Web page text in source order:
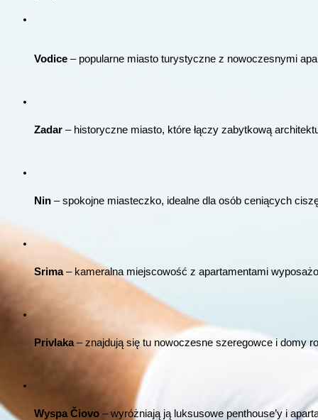
Vodice – popularne miasto turystyczne z nowoczesnymi
Zadar – historyczne miasto, które łączy zabytkową
Nin – spokojne miasteczko, idealne dla osób ceniących
Srima – kameralna miejscowość z apartamentami
Privlaka – znajdują się tu nowoczesne szeregowce i domy
Wyspa Čiovo – wyróżniają ją luksusowe penthouse’y i